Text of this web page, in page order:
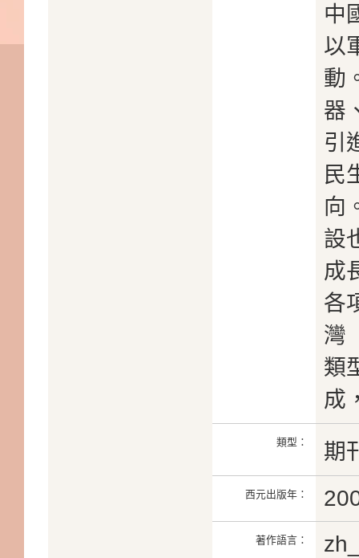
中
以
動
器
引
民
向
設
成
各
灣
類
成
類型： 期
西元出版年：
著作語言：